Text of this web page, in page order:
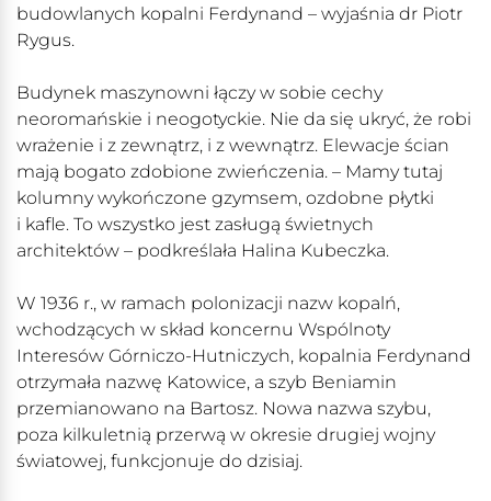
budowlanych kopalni Ferdynand – wyjaśnia dr Piotr
Rygus.
Budynek maszynowni łączy w sobie cechy
neoromańskie i neogotyckie. Nie da się ukryć, że robi
wrażenie i z zewnątrz, i z wewnątrz. Elewacje ścian
mają bogato zdobione zwieńczenia. – Mamy tutaj
kolumny wykończone gzymsem, ozdobne płytki
i kafle. To wszystko jest zasługą świetnych
architektów – podkreślała Halina Kubeczka.
W 1936 r., w ramach polonizacji nazw kopalń,
wchodzących w skład koncernu Wspólnoty
Interesów Górniczo-Hutniczych, kopalnia Ferdynand
otrzymała nazwę Katowice, a szyb Beniamin
przemianowano na Bartosz. Nowa nazwa szybu,
poza kilkuletnią przerwą w okresie drugiej wojny
światowej, funkcjonuje do dzisiaj.